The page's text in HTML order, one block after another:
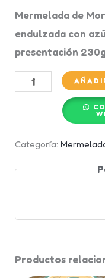
Mermelada de
endulzada con
presentación
Categoría:
Productos